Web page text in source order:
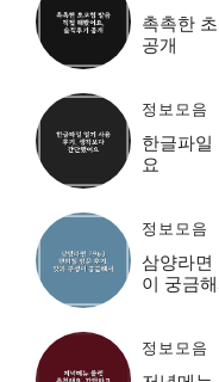
촉촉한
공개
정보모음
한글파일
요
정보모음
삼양라면
이 궁금
정보모음